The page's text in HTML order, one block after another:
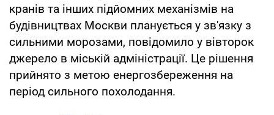
кранів та інших підйомних механізмів на
будівництвах Москви планується у зв'язку з
сильними морозами, повідомило у вівторок
джерело в міській адміністрації. Це рішення
прийнято з метою енергозбереження на
період сильного похолодання.